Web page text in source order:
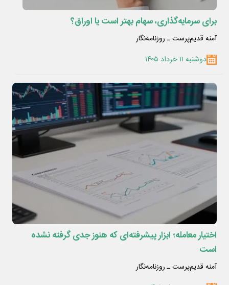
برای سرمایه‌گذاری، سهام بهتر است یا اوراق؟
آمنه قدیم‌پرست ـ روزنامه‌نگار
دوشنبه ۱۱ خرداد ۱۴۰۵
اختیار معامله؛ ابزار پیشرفته‌ای که هنوز جدی گرفته نشده
است
آمنه قدیم‌پرست ـ روزنامه‌نگار